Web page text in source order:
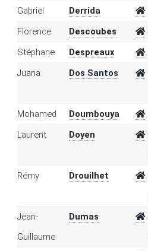
Gabriel Derrida
Florence
Descoubes
Stéphane
Despreaux
Juana
Dos Santos
Mohamed Doumbouya
Laurent
Doyen
Rémy Drouilhet
Jean-
Guillaume
Dumas